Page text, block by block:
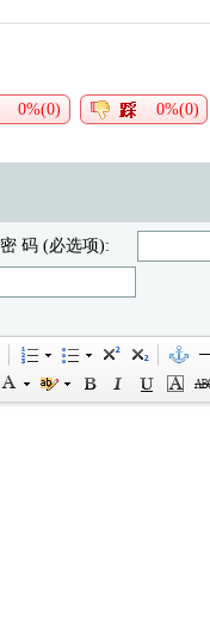
0%(0) 0%(0)
密 码 (必选项):